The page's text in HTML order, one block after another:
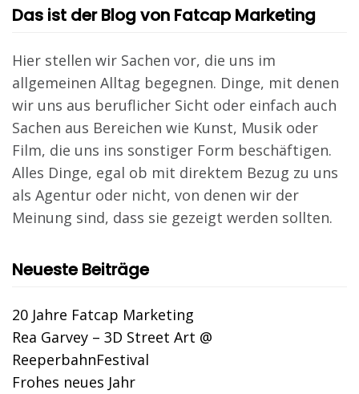
Das ist der Blog von Fatcap Marketing
Hier stellen wir Sachen vor, die uns im
allgemeinen Alltag begegnen. Dinge, mit denen
wir uns aus beruflicher Sicht oder einfach auch
Sachen aus Bereichen wie Kunst, Musik oder
Film, die uns ins sonstiger Form beschäftigen.
Alles Dinge, egal ob mit direktem Bezug zu uns
als Agentur oder nicht, von denen wir der
Meinung sind, dass sie gezeigt werden sollten.
Neueste Beiträge
20 Jahre Fatcap Marketing
Rea Garvey – 3D Street Art @
ReeperbahnFestival
Frohes neues Jahr